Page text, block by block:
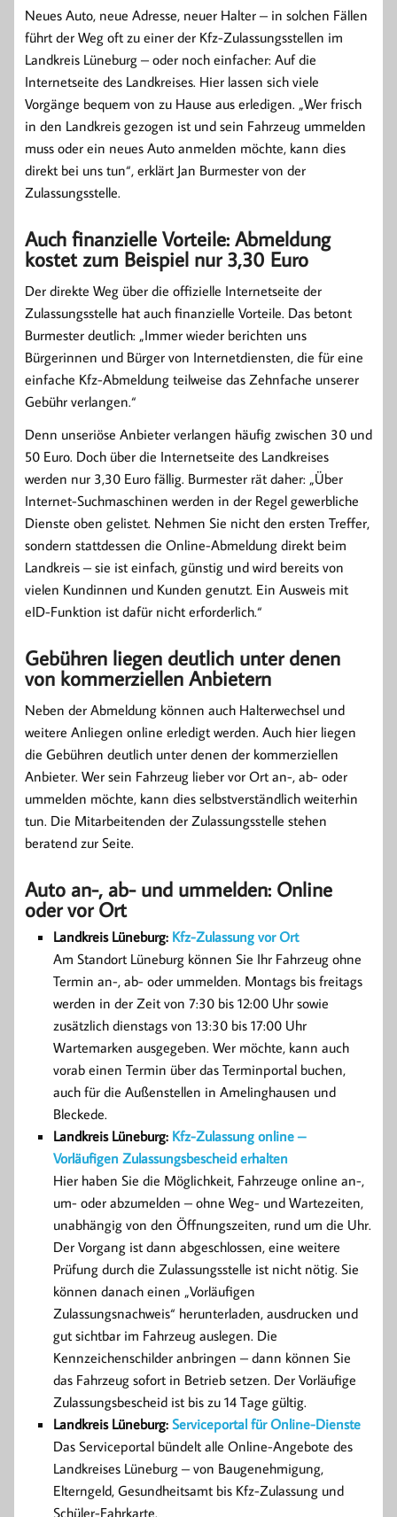
Neues Auto, neue Adresse, neuer Halter – in solchen Fällen
führt der Weg oft zu einer der Kfz-Zulassungsstellen im
Landkreis Lüneburg – oder noch einfacher: Auf die
Internetseite des Landkreises. Hier lassen sich viele
Vorgänge bequem von zu Hause aus erledigen. „Wer frisch
in den Landkreis gezogen ist und sein Fahrzeug ummelden
muss oder ein neues Auto anmelden möchte, kann dies
direkt bei uns tun“, erklärt Jan Burmester von der
Zulassungsstelle.
Auch finanzielle Vorteile: Abmeldung
kostet zum Beispiel nur 3,30 Euro
Der direkte Weg über die offizielle Internetseite der
Zulassungsstelle hat auch finanzielle Vorteile. Das betont
Burmester deutlich: „Immer wieder berichten uns
Bürgerinnen und Bürger von Internetdiensten, die für eine
einfache Kfz-Abmeldung teilweise das Zehnfache unserer
Gebühr verlangen.“
Denn unseriöse Anbieter verlangen häufig zwischen 30 und
50 Euro. Doch über die Internetseite des Landkreises
werden nur 3,30 Euro fällig. Burmester rät daher: „Über
Internet-Suchmaschinen werden in der Regel gewerbliche
Dienste oben gelistet. Nehmen Sie nicht den ersten Treffer,
sondern stattdessen die Online-Abmeldung direkt beim
Landkreis – sie ist einfach, günstig und wird bereits von
vielen Kundinnen und Kunden genutzt. Ein Ausweis mit
eID-Funktion ist dafür nicht erforderlich.“
Gebühren liegen deutlich unter denen
von kommerziellen Anbietern
Neben der Abmeldung können auch Halterwechsel und
weitere Anliegen online erledigt werden. Auch hier liegen
die Gebühren deutlich unter denen der kommerziellen
Anbieter. Wer sein Fahrzeug lieber vor Ort an-, ab- oder
ummelden möchte, kann dies selbstverständlich weiterhin
tun. Die Mitarbeitenden der Zulassungsstelle stehen
beratend zur Seite.
Auto an-, ab- und ummelden: Online
oder vor Ort
Landkreis Lüneburg: Kfz-Zulassung vor Ort
Am Standort Lüneburg können Sie Ihr Fahrzeug ohne
Termin an-, ab- oder ummelden. Montags bis freitags
werden in der Zeit von 7:30 bis 12:00 Uhr sowie
zusätzlich dienstags von 13:30 bis 17:00 Uhr
Wartemarken ausgegeben. Wer möchte, kann auch
vorab einen Termin über das Terminportal buchen,
auch für die Außenstellen in Amelinghausen und
Bleckede.
Landkreis Lüneburg: Kfz-Zulassung online –
Vorläufigen Zulassungsbescheid erhalten
Hier haben Sie die Möglichkeit, Fahrzeuge online an-,
um- oder abzumelden – ohne Weg- und Wartezeiten,
unabhängig von den Öffnungszeiten, rund um die Uhr.
Der Vorgang ist dann abgeschlossen, eine weitere
Prüfung durch die Zulassungsstelle ist nicht nötig. Sie
können danach einen „Vorläufigen
Zulassungsnachweis“ herunterladen, ausdrucken und
gut sichtbar im Fahrzeug auslegen. Die
Kennzeichenschilder anbringen – dann können Sie
das Fahrzeug sofort in Betrieb setzen. Der Vorläufige
Zulassungsbescheid ist bis zu 14 Tage gültig.
Landkreis Lüneburg: Serviceportal für Online-Dienste
Das Serviceportal bündelt alle Online-Angebote des
Landkreises Lüneburg – von Baugenehmigung,
Elterngeld, Gesundheitsamt bis Kfz-Zulassung und
Schüler-Fahrkarte.